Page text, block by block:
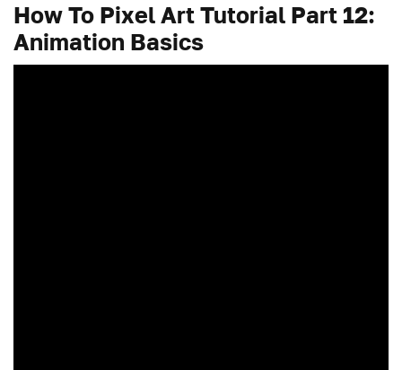
How To Pixel Art Tutorial Part 12:
Animation Basics